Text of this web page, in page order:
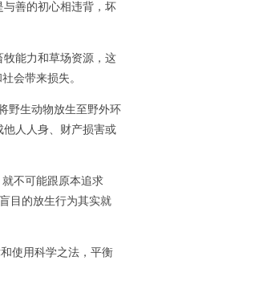
善的初心相违背，坏
能力和草场资源，这
会带来损失。
野生动物放生至野外环
人人身、财产损害或
不可能跟原本追求
目的放生行为其实就
使用科学之法，平衡